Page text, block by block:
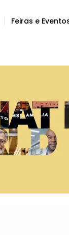
Feiras e